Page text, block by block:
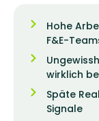
Hohe
F&E-
wirklich
Späte
Signale